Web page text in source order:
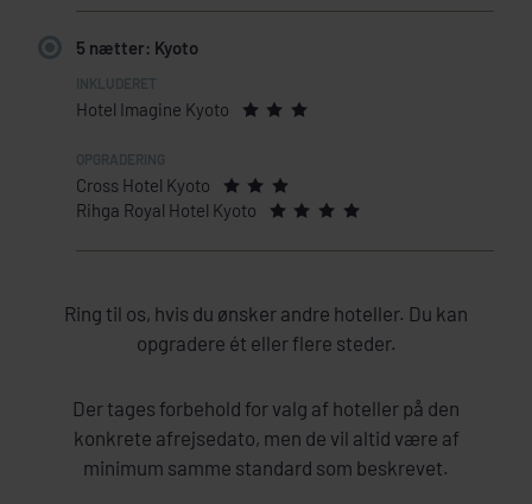
5 nætter: Kyoto
Hotel Imagine Kyoto
Cross Hotel Kyoto
Rihga Royal Hotel Kyoto
Ring til os, hvis du ønsker andre hoteller. Du kan
opgradere ét eller flere steder.
Der tages forbehold for valg af hoteller på den
konkrete afrejsedato, men de vil altid være af
minimum samme standard som beskrevet.